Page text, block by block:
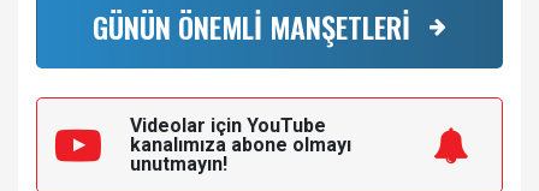
GÜNÜN ÖNEMLİ MANŞETLERİ
Videolar için YouTube
kanalımıza abone olmayı
unutmayın!